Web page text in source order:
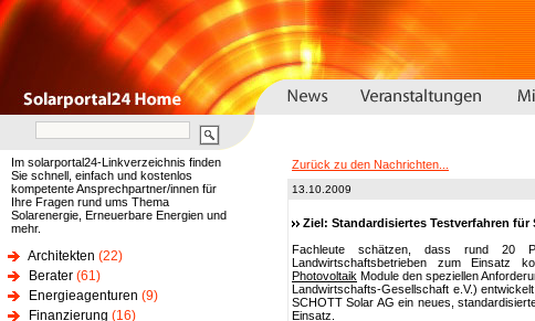
Im solarportal24-Linkverzeichnis finden
Sie schnell, einfach und kostenlos
kompetente Ansprechpartner/innen für
Ihre Fragen rund ums Thema
Solarenergie, Erneuerbare Energien und
mehr.
Architekten (22)
Berater (61)
Energieagenturen (9)
Finanzierung (16)
Zurück zu den Nachrichten...
13.10.2009
Ziel: Standardisiertes Testverfahren
Fachleute schätzen, dass rund 20
Landwirtschaftsbetrieben zum Einsatz
Photovoltaik Module den speziellen
Landwirtschafts-Gesellschaft e.V.)
SCHOTT Solar AG ein neues,
Einsatz.